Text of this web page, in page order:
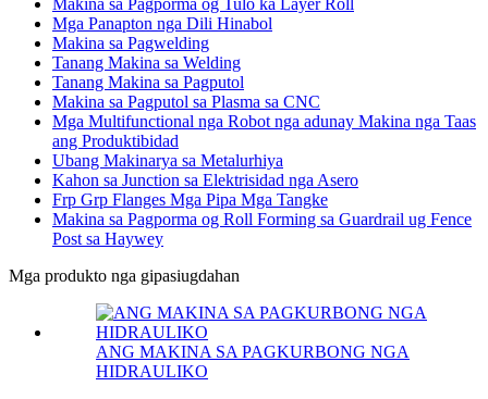
Makina sa Pagporma og Tulo ka Layer Roll
Mga Panapton nga Dili Hinabol
Makina sa Pagwelding
Tanang Makina sa Welding
Tanang Makina sa Pagputol
Makina sa Pagputol sa Plasma sa CNC
Mga Multifunctional nga Robot nga adunay Makina nga Taas
ang Produktibidad
Ubang Makinarya sa Metalurhiya
Kahon sa Junction sa Elektrisidad nga Asero
Frp Grp Flanges Mga Pipa Mga Tangke
Makina sa Pagporma og Roll Forming sa Guardrail ug Fence
Post sa Haywey
Mga produkto nga gipasiugdahan
ANG MAKINA SA PAGKURBONG NGA
HIDRAULIKO